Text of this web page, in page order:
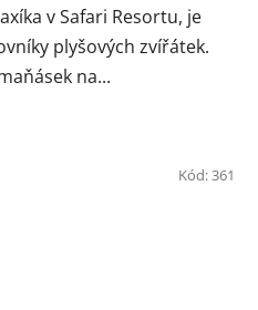
v Safari Resortu, je
plyšových zvířátek.
na...
Kód:361